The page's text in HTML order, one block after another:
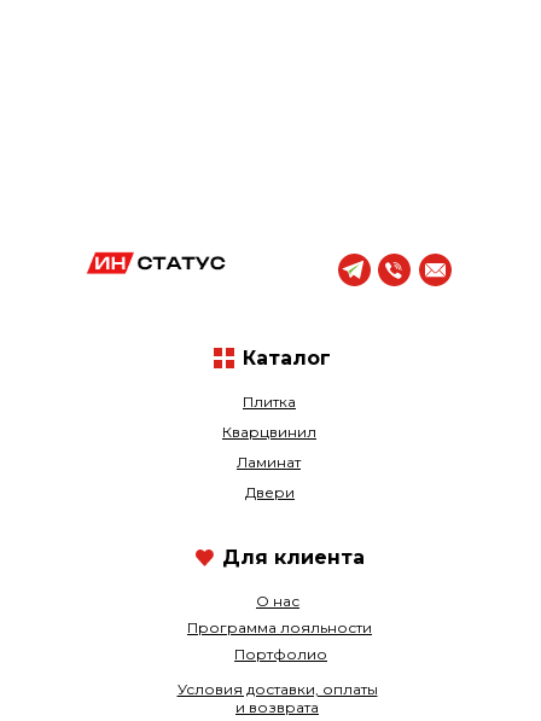
Плитка
Кварцвинил
О нас
Ламинат
Программа лояльности
Двери
Портфолио
Условия доставки, оплаты
и возврата
Каталог
Для клиента